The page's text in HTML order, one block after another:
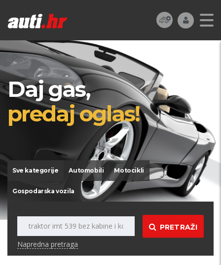
Daj gas,
predaj oglas!
Sve kategorije Automobili Motocikli
Gospodarska vozila
PRETRAŽI
Napredna pretraga